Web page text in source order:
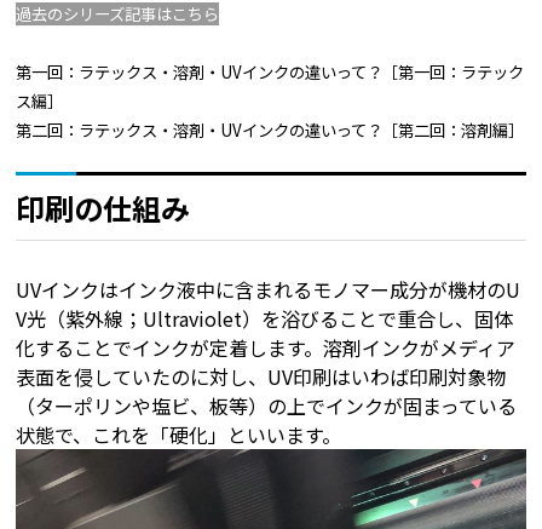
過去のシリーズ記事はこちら
第一回：ラテックス・溶剤・UVインクの違いって？［第一回：ラテック
ス編］
第二回：ラテックス・溶剤・UVインクの違いって？［第二回：溶剤編］
印刷の仕組み
UVインクはインク液中に含まれるモノマー成分が機材のU
V光（紫外線；Ultraviolet）を浴びることで重合し、固体
化することでインクが定着します。溶剤インクがメディア
表面を侵していたのに対し、UV印刷はいわば印刷対象物
（ターポリンや塩ビ、板等）の上でインクが固まっている
状態で、これを「硬化」といいます。